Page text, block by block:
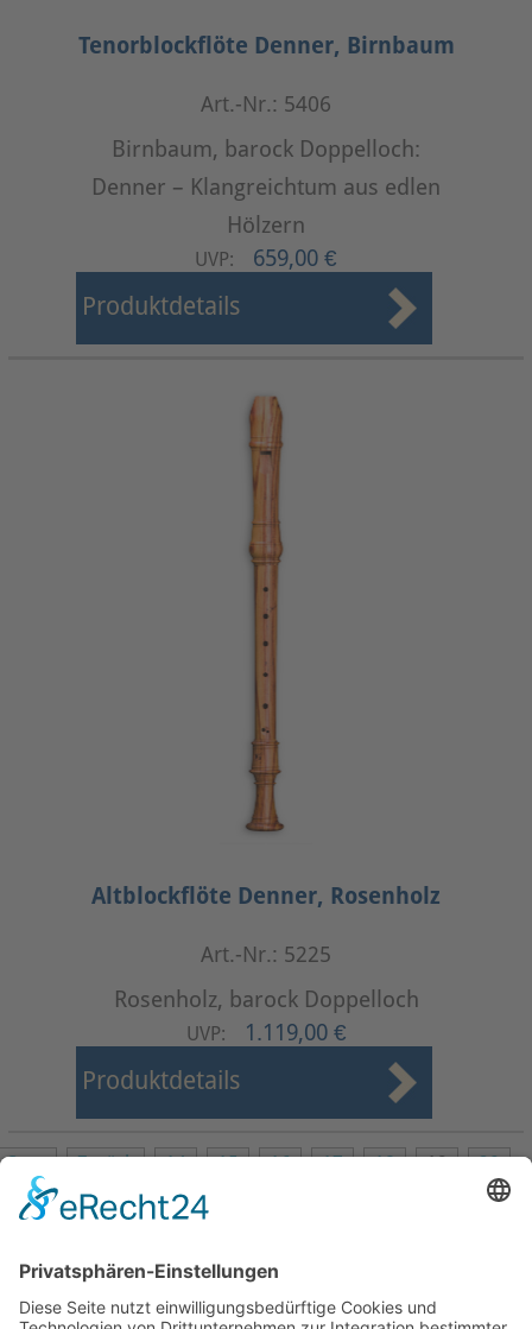
Tenorblockflöte Denner, Birnbaum
Art.-Nr.: 5406
Birnbaum, barock Doppelloch:
Denner – Klangreichtum aus edlen
Hölzern
UVP: 659,00 €
Produktdetails
Altblockflöte Denner, Rosenholz
Art.-Nr.: 5225
Rosenholz, barock Doppelloch
UVP: 1.119,00 €
Produktdetails
Start Zurück 14 15 16 17 18 19
20
Seite 19 von 37